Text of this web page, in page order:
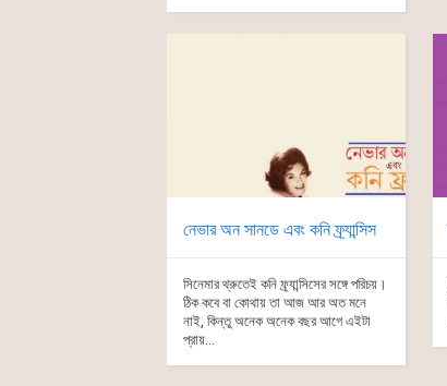
নেভার অন সানডে এবং কনি ফ্র্যান্সিস
সিনেমার থ্রুতেই কনি ফ্র্যান্সিসের সঙ্গে পরিচয়।
ঠিক কবে বা কোথায় তা আজ আর অত মনে
নাই, কিন্তু অনেক অনেক বছর আগে এইটা
প্রায়...